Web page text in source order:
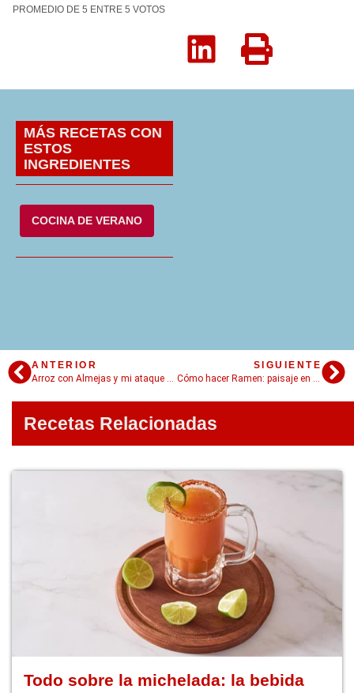
PROMEDIO DE 5 ENTRE 5 VOTOS
MÁS RECETAS CON
ESTOS
INGREDIENTES
COCINA DE VERANO
ANTERIOR
Arroz con Almejas y mi ataque de pánico
SIGUIENTE
Cómo hacer Ramen: paisaje en un plato
Recetas Relacionadas
Todo sobre la michelada: la bebida